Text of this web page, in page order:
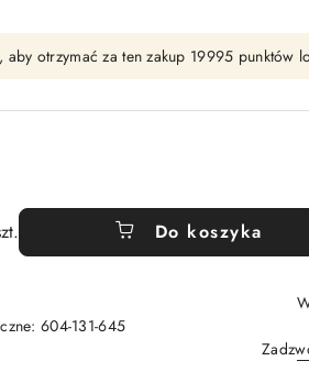
aby otrzymać za ten zakup 19995 punktów
Do koszyka
604-131-645